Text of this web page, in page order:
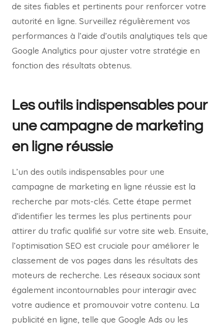
de sites fiables et pertinents pour renforcer votre
autorité en ligne. Surveillez régulièrement vos
performances à l’aide d’outils analytiques tels que
Google Analytics pour ajuster votre stratégie en
fonction des résultats obtenus.
Les outils indispensables pour
une campagne de marketing
en ligne réussie
L’un des outils indispensables pour une
campagne de marketing en ligne réussie est la
recherche par mots-clés. Cette étape permet
d’identifier les termes les plus pertinents pour
attirer du trafic qualifié sur votre site web. Ensuite,
l’optimisation SEO est cruciale pour améliorer le
classement de vos pages dans les résultats des
moteurs de recherche. Les réseaux sociaux sont
également incontournables pour interagir avec
votre audience et promouvoir votre contenu. La
publicité en ligne, telle que Google Ads ou les